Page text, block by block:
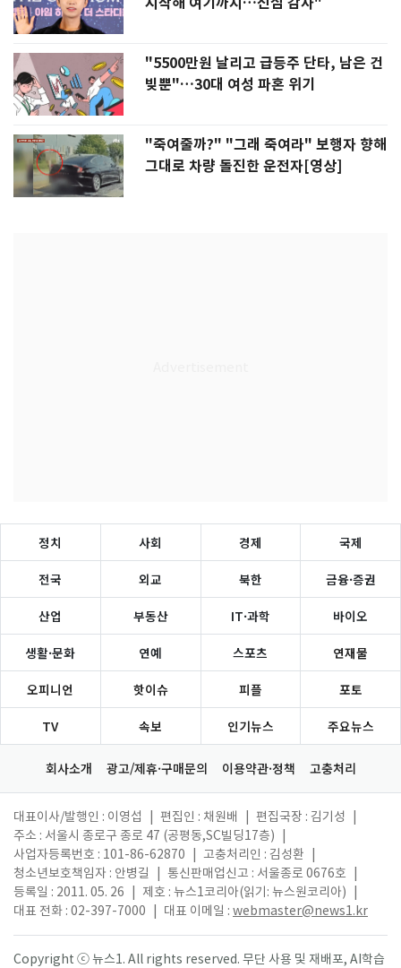
"5500만원 날리고 급등주 단타, 남은 건
빚뿐"…30대 여성 파혼 위기
"죽여줄까?" "그래 죽여라" 보행자 향해
그대로 차량 돌진한 운전자[영상]
정치 사회 경제 국제
전국 외교 북한 금융·증권
산업 부동산 IT·과학 바이오
생활·문화 연예 스포츠 연재물
오피니언 핫이슈 피플 포토
TV 속보 인기뉴스 주요뉴스
회사소개 광고/제휴·구매문의 이용약관·정책 고충처리
대표이사/발행인 : 이영섭 편집인 : 채원배 편집국장 : 김기성
주소 : 서울시 종로구 종로 47 (공평동,SC빌딩17층)
사업자등록번호 : 101-86-62870
고충처리인 : 김성환
청소년보호책임자 : 안병길
통신판매업신고 : 서울종로 0676호
등록일 : 2011. 05. 26
제호 : 뉴스1코리아(읽기: 뉴스원코리아)
대표 전화 : 02-397-7000
대표 이메일 : webmaster@news1.kr
Copyright ⓒ 뉴스1. All rights reserved. 무단 사용 및 재배포, AI학습